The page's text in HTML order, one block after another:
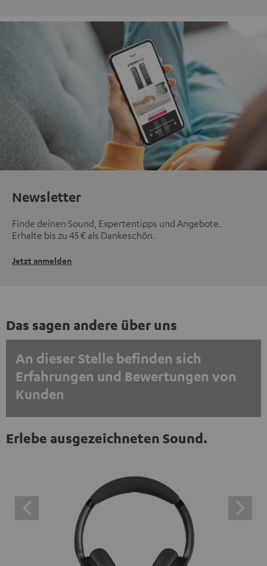
Newsletter
Finde deinen Sound, Expertentipps und Angebote.
Erhalte bis zu 45 € als Dankeschön.
Jetzt anmelden
Das sagen andere über uns
An dieser Stelle befinden sich
Erfahrungen und Bewertungen von
Kunden
Trustpilot‑Bewertungen sind externe Inhalte. Der
externe Inhalt kann hier mit nur einem Klick angezeigt
werden. Mit dem Anklicken des Inhalts wird zugestimmt,
dass externe Inhalte angezeigt werden. Dabei können
personenbezogene Daten an Drittplattformen
übermittelt werden.
Weitere Informationen sind in der
Erlebe ausgezeichneten Sound.